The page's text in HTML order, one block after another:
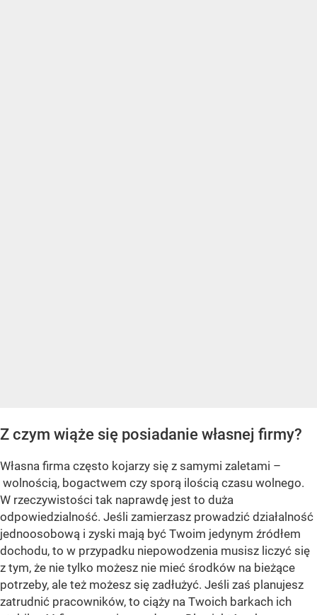
Z czym wiąże się posiadanie własnej firmy?
Własna firma często kojarzy się z samymi zaletami –
wolnością, bogactwem czy sporą ilością czasu wolnego.
W rzeczywistości tak naprawdę jest to duża
odpowiedzialność. Jeśli zamierzasz prowadzić działalność
jednoosobową i zyski mają być Twoim jedynym źródłem
dochodu, to w przypadku niepowodzenia musisz liczyć się
z tym, że nie tylko możesz nie mieć środków na bieżące
potrzeby, ale też możesz się zadłużyć. Jeśli zaś planujesz
zatrudnić pracowników, to ciąży na Twoich barkach ich